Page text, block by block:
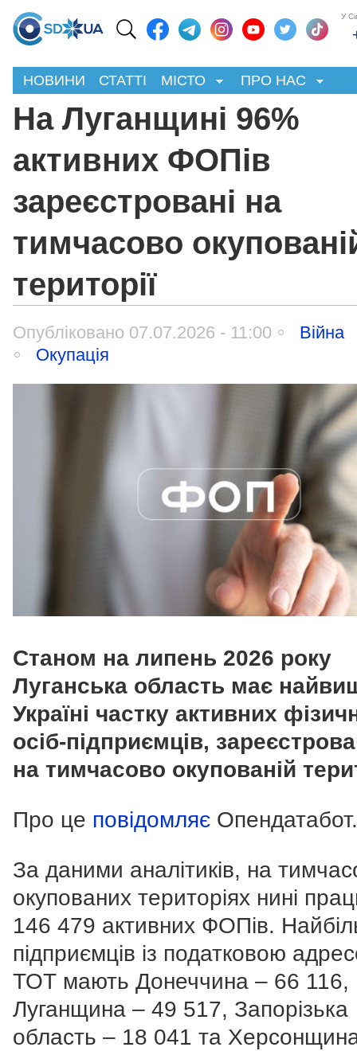
У
НОВИНИ СТАТТІ МІСТО ПРО НАС
На Луганщині 96%
активних ФОПів
зареєстровані на
тимчасово
території
Опубліковано 07.07.2026 - 11:00
Війна
Окупація
Станом на липень 2026 року
Луганська область має
Україні частку активних
осіб-підприємців,
на тимчасово окупованій
Про це повідомляє Опендатабот.
За даними аналітиків, на
окупованих територіях нині
146 479 активних ФОПів.
підприємців із податковою
ТОТ мають Донеччина – 66 116,
Луганщина – 49 517, Запорізька
область – 18 041 та